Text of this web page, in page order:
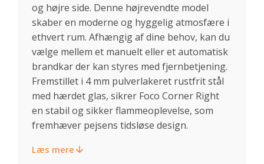
og højre side. Denne højrevendte model
skaber en moderne og hyggelig atmosfære i
ethvert rum. Afhængig af dine behov, kan du
vælge mellem et manuelt eller et automatisk
brandkar der kan styres med fjernbetjening.
Fremstillet i 4 mm pulverlakeret rustfrit stål
med hærdet glas, sikrer Foco Corner Right
en stabil og sikker flammeoplevelse, som
fremhæver pejsens tidsløse design.
Læs mere